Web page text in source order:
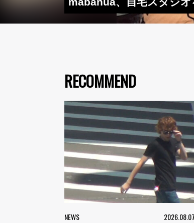
RECOMMEND
NEWS 2026.08.07